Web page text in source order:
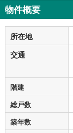
物件概要
所在地
交通
階建
総戸数
築年数